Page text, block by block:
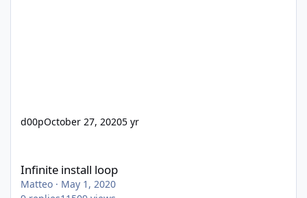
d00pOctober 27, 20205 yr
Infinite install loop
Matteo · May 1, 2020